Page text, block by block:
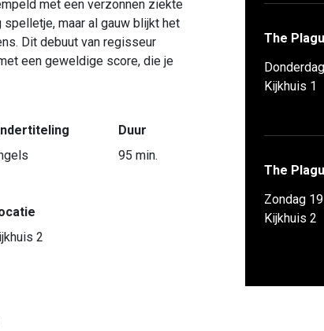
met een verzonnen ziekte
spelletje, maar al gauw blijkt het
Dit debuut van regisseur
een geweldige score, die je
Duur
95 min.
2
The
Kijkhuis 1
The
Zondag
Kijkhuis 2